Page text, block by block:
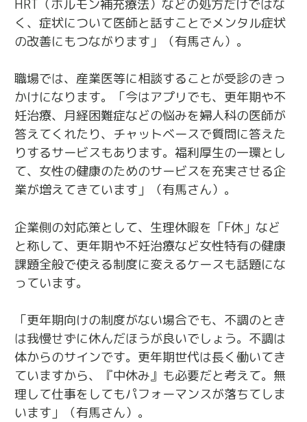
HRT（ホルモン補充療法）などの処方だけではな
く、症状について医師と話すことでメンタル症状
の改善にもつながります」（有馬さん）。
職場では、産業医等に相談することが受診のきっ
かけになります。「今はアプリでも、更年期や不
妊治療、月経困難症などの悩みを婦人科の医師が
答えてくれたり、チャットベースで質問に答えた
りするサービスもあります。福利厚生の一環とし
て、女性の健康のためのサービスを充実させる企
業が増えてきています」（有馬さん）。
企業側の対応策として、生理休暇を「F休」など
と称して、更年期や不妊治療など女性特有の健康
課題全般で使える制度に変えるケースも話題にな
っています。
「更年期向けの制度がない場合でも、不調のとき
は我慢せずに休んだほうが良いでしょう。不調は
体からのサインです。更年期世代は長く働いてき
ていますから、『中休み』も必要だと考えて。無
理して仕事をしてもパフォーマンスが落ちてしま
います」（有馬さん）。